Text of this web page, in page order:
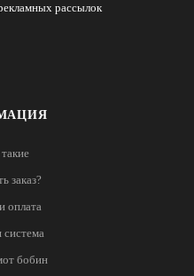
заказ?
оплата
система
бобин
рассылок